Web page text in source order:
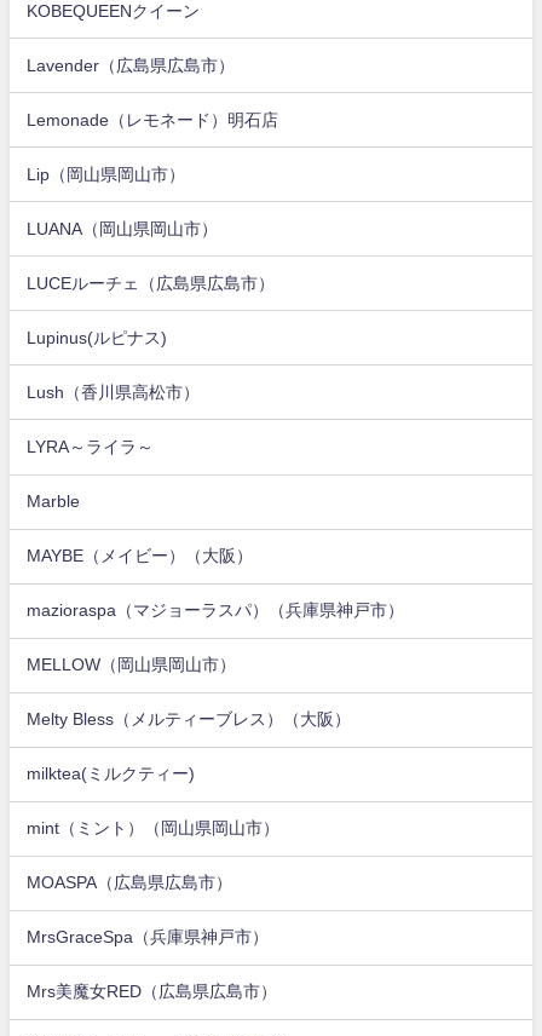
KOBEQUEENクイーン
Lavender（広島県広島市）
Lemonade（レモネード）明石店
Lip（岡山県岡山市）
LUANA（岡山県岡山市）
LUCEルーチェ（広島県広島市）
Lupinus(ルピナス)
Lush（香川県高松市）
LYRA～ライラ～
Marble
MAYBE（メイビー）（大阪）
mazioraspa（マジョーラスパ）（兵庫県神戸市）
MELLOW（岡山県岡山市）
Melty Bless（メルティーブレス）（大阪）
milktea(ミルクティー)
mint（ミント）（岡山県岡山市）
MOASPA（広島県広島市）
MrsGraceSpa（兵庫県神戸市）
Mrs美魔女RED（広島県広島市）